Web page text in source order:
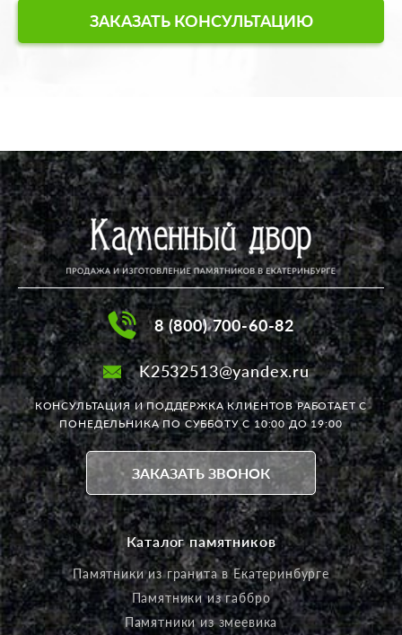
ЗАКАЗАТЬ КОНСУЛЬТАЦИЮ
8 (800) 700-60-82
K2532513@yandex.ru
КОНСУЛЬТАЦИЯ И ПОДДЕРЖКА КЛИЕНТОВ РАБОТАЕТС
ПОНЕДЕЛЬНИКА ПО СУББОТУ С 10:00 ДО 19:00
ЗАКАЗАТЬ ЗВОНОК
Каталог памятников
Памятники из гранита в Екатеринбурге
Памятники из габбро
Памятники из змеевика